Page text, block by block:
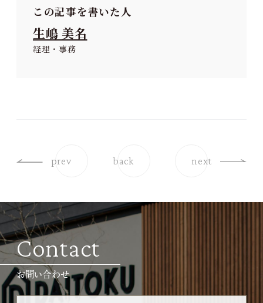
この記事を書いた人
生嶋 美名
経理・事務
prev back next
Contact
お問い合わせ